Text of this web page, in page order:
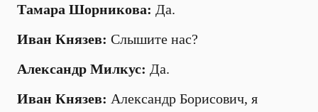
Тамара Шорникова: Да.
Иван Князев: Слышите нас?
Александр Милкус: Да.
Иван Князев: Александр Борисович, я